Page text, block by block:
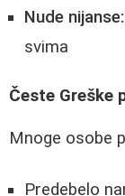
Nude nijanse:
svima
Česte Greške
Mnoge osobe
Predebelo